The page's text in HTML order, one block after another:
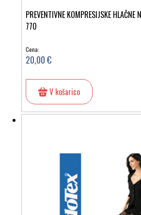
PREVENTIVNE KOMPRESIJSKE HLAČNE
770
Cena:
20,00 €
V košarico